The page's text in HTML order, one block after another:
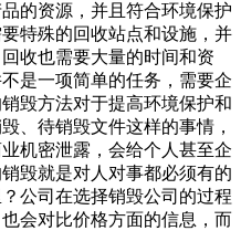
的资源，并且符合环境保护
特殊的回收站点和设施，并
收也需要大量的时间和资
是一项简单的任务，需要企
毁方法对于提高环境保护和
、待销毁文件这样的事情，
机密泄露，会给个人甚至企
毁就是对人对事都必须有的
公司在选择销毁公司的过程
会对比价格方面的信息，而